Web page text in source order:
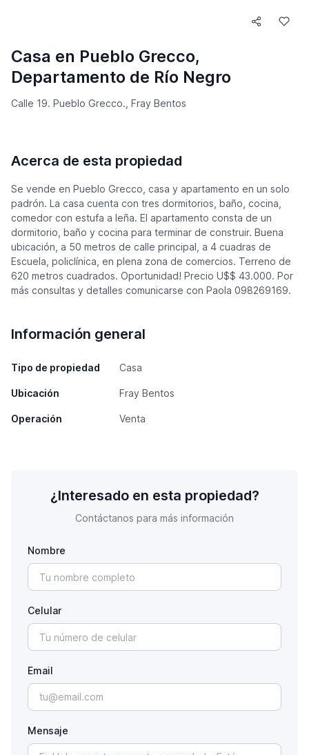
Casa en Pueblo Grecco,
Departamento de Río Negro
Calle 19. Pueblo Grecco., Fray Bentos
Acerca de esta propiedad
Se vende en Pueblo Grecco, casa y apartamento en un solo
padrón. La casa cuenta con tres dormitorios, baño, cocina,
comedor con estufa a leña. El apartamento consta de un
dormitorio, baño y cocina para terminar de construir. Buena
ubicación, a 50 metros de calle principal, a 4 cuadras de
Escuela, policlínica, en plena zona de comercios. Terreno de
620 metros cuadrados. Oportunidad! Precio U$$ 43.000. Por
más consultas y detalles comunicarse con Paola 098269169.
Información general
Tipo de propiedad Casa
Ubicación Fray Bentos
Operación Venta
¿Interesado en esta propiedad?
Contáctanos para más información
Nombre
Celular
Email
Mensaje